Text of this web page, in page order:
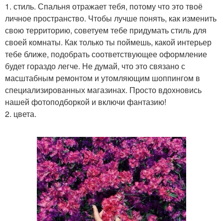
1. стиль. Спальня отражает тебя, потому что это твоё
личное пространство. Чтобы лучше понять, как изменить
свою территорию, советуем тебе придумать стиль для
своей комнаты. Как только ты поймешь, какой интерьер
тебе ближе, подобрать соответствующее оформление
будет гораздо легче. Не думай, что это связано с
масштабным ремонтом и утомляющим шоппингом в
специализированных магазинах. Просто вдохновись
нашей фотоподборкой и включи фантазию!
2. цвета.